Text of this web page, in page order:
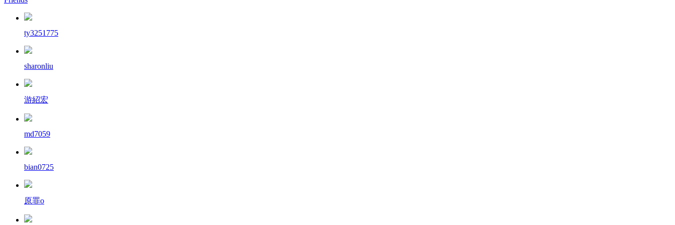
ty3251775
sharonliu
游紹宏
md7059
bian0725
原罪o